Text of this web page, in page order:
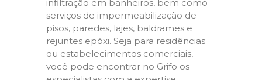
infiltração em banheiros, bem como
serviços de impermeabilização de
pisos, paredes, lajes, baldrames e
rejuntes epóxi. Seja para residências
ou estabelecimentos comerciais,
você pode encontrar no Grifo os